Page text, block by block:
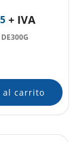
+ IVA
al carrito